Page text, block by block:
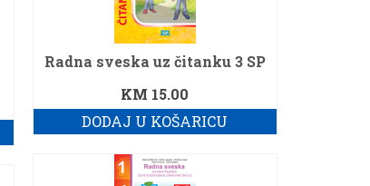
Radna sveska uz čitanku 3 SP
KM 15.00
DODAJ U KOŠARICU